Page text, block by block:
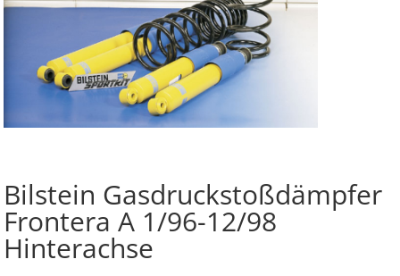
Bilstein Gasdruckstoßdämpfer
Frontera A 1/96-12/98
Hinterachse